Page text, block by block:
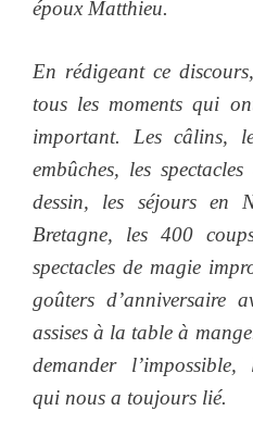
époux Matthieu.
En rédigeant ce
tous les moments qui
important. Les câlins,
embûches, les
dessin, les séjours en
Bretagne, les 400
spectacles de magie
goûters d’anniversaire
assises à la table à
demander
qui nous a toujours lié.